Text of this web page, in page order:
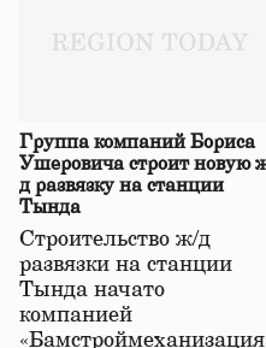
Группа компаний Бориса
Ушеровича строит новую
д развязку на станции
Тында
Строительство ж/д
развязки на станции
Тында начато
компанией